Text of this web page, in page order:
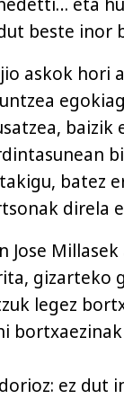
beste inor
askok hori
baizik
batez
direla
Jose
gizarteko
legez
ez dut